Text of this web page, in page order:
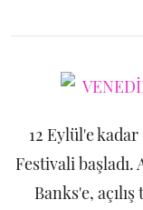
12 Eylül'e
Festivali
Banks'e,